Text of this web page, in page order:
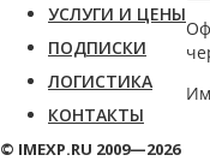
УСЛУГИ И ЦЕНЫ
ПОДПИСКИ
ЛОГИСТИКА
КОНТАКТЫ
© IMEXP.RU 2009—2026